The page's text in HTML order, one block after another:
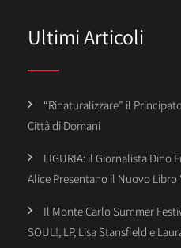
Ultimi Articoli
“Rinaturalizzare” il
Città di Domani
LIGURIA: il Giornalista Dino
Alice Presentano il Nuovo Libro
Il Monte Carlo Summer
SOUL!, LP, Lisa Stansfield e